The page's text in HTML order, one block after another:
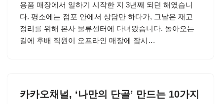
용품 매장에서 일하기 시작한 지 3년째 되던 해였습니
다. 평소에는 점포 안에서 상담만 하다가, 그날은 재고
정리를 위해 본사 물류센터에 다녀왔습니다. 돌아오는
길에 후배 직원이 오프라인 매장에 잠시…
카카오채널, ‘나만의 단골’ 만드는 10가지